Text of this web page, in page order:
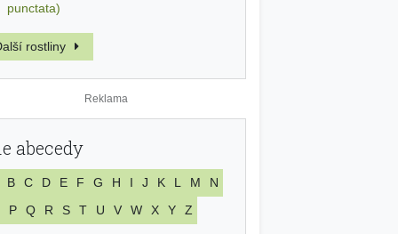
punctata)
rostliny
abecedy
B C D E F G H I J K L M
N
P
Q R S T U V W X Y Z